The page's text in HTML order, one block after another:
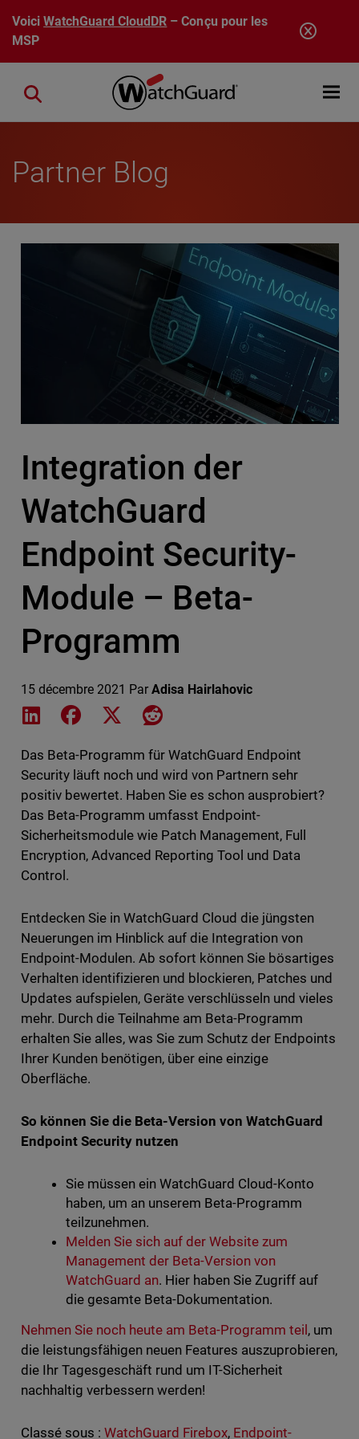
Aller au contenu principal
VoiciWatchGuard CloudDR – Conçu pour les
MSP
Open
Close search
Partner Blog
Integration der
WatchGuard
Endpoint Security-
Module – Beta-
Programm
15 décembre 2021 Par Adisa Hairlahovic
Share on LinkedIn
Share on Facebook
Share on XShare on Reddit
Das Beta-Programm für WatchGuard Endpoint
Security läuft noch und wird von Partnern sehr
positiv bewertet. Haben Sie es schon ausprobiert?
Das Beta-Programm umfasst Endpoint-
Sicherheitsmodule wie Patch Management, Full
Encryption, Advanced Reporting Tool und Data
Control.
Entdecken Sie in WatchGuard Cloud die jüngsten
Neuerungen im Hinblick auf die Integration von
Endpoint-Modulen. Ab sofort können Sie bösartiges
Verhalten identifizieren und blockieren, Patches und
Updates aufspielen, Geräte verschlüsseln und vieles
mehr. Durch die Teilnahme am Beta-Programm
erhalten Sie alles, was Sie zum Schutz der Endpoints
Ihrer Kunden benötigen, über eine einzige
Oberfläche.
So können Sie die Beta-Version von WatchGuard
Endpoint Security nutzen
Sie müssen ein WatchGuard Cloud-Konto
haben, um an unserem Beta-Programm
teilzunehmen.
Melden Sie sich auf der Website zum
Management der Beta-Version von
WatchGuard an. Hier haben Sie Zugriff auf
die gesamte Beta-Dokumentation.
Nehmen Sie noch heute am Beta-Programm teil, um
die leistungsfähigen neuen Features auszuprobieren,
die Ihr Tagesgeschäft rund um IT-Sicherheit
nachhaltig verbessern werden!
Classé sous : WatchGuard Firebox, Endpoint-